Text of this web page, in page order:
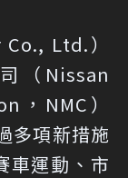
Ltd.）
（Nissan
，NMC）
多項新措施
車運動、市